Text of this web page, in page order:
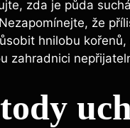
zda je půda
že
hnilobu kořenů,
zahradnici